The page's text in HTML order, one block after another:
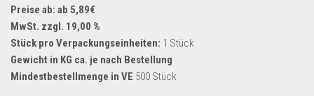
Anmelden
Kostenlos Registrieren
Newsletter
Preise ab: ab 5,89€
MwSt. zzgl. 19,00 %
Stück pro Verpackungseinheiten: 1 Stück
Gewicht in KG ca. je nach Bestellung
Mindestbestellmenge in VE 500 Stück